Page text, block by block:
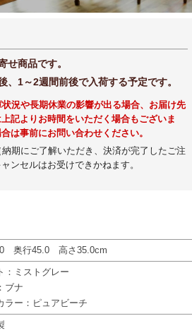
せ商品です。
、1～2週間前後で入荷する予定です。
況や長期休業の影響が出る場合、お届け先
記よりお時間をいただく場合もございま
は事前にお問い合わせください。
期にご了解いただき、決済が完了したご注
ンセルはお受けできかねます。
奥行45.0 高さ35.0cm
：ミストグレー
ブナ
ラー：ピュアビーチ